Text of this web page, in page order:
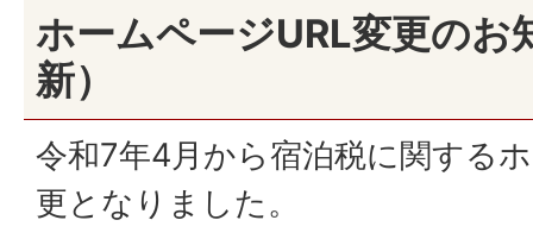
ホームページURL変更のお
新）
令和7年4月から宿泊税に関する
更となりました。